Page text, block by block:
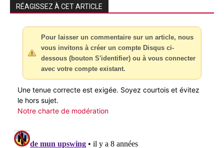
RÉAGISSEZ À CET ARTICLE
Pour laisser un commentaire sur un article, nous
vous invitons à créer un compte Disqus ci-
dessous (bouton S'identifier) ou à vous connecter
avec votre compte existant.
Une tenue correcte est exigée. Soyez courtois et évitez
le hors sujet.
Notre charte de modération